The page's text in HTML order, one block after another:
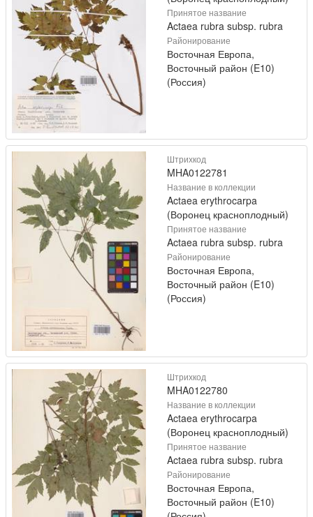
Принятое название
Actaea rubra subsp. rubra
Районирование
Восточная Европа,
Восточный район (E10)
(Россия)
Штрихкод
MHA0122781
Название в коллекции
Actaea erythrocarpa
(Воронец красноплодный)
Принятое название
Actaea rubra subsp. rubra
Районирование
Восточная Европа,
Восточный район (E10)
(Россия)
Штрихкод
MHA0122780
Название в коллекции
Actaea erythrocarpa
(Воронец красноплодный)
Принятое название
Actaea rubra subsp. rubra
Районирование
Восточная Европа,
Восточный район (E10)